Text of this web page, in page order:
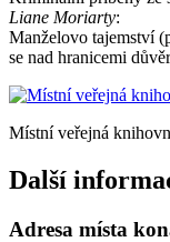
Liane Moriarty:
Manželovo tajemství
se nad hranicemi
Místní veřejná
Další
Adresa místa